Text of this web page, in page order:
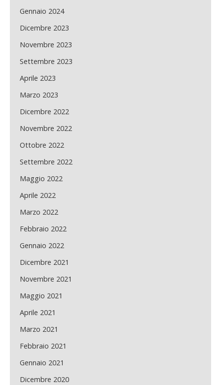
Gennaio 2024
Dicembre 2023
Novembre 2023
Settembre 2023
Aprile 2023
Marzo 2023
Dicembre 2022
Novembre 2022
Ottobre 2022
Settembre 2022
Maggio 2022
Aprile 2022
Marzo 2022
Febbraio 2022
Gennaio 2022
Dicembre 2021
Novembre 2021
Maggio 2021
Aprile 2021
Marzo 2021
Febbraio 2021
Gennaio 2021
Dicembre 2020